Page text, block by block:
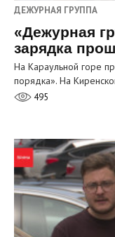
ДЕЖУРНАЯ ГРУППА
«Дежурная
зарядка
На Караульной горе
порядка». На
495